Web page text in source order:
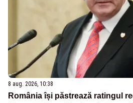
8 aug. 2026, 10:38
România își păstrează ratingul